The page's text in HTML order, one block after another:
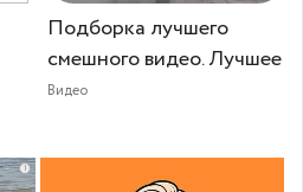
Подборка лучшего
смешного видео. Лучшее
Видео
i